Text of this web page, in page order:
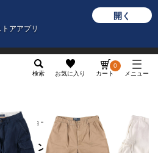
アアプリ
開く
検索 お気に入り カート
0
メニュー
ス ショートパンツ
ートパンツ